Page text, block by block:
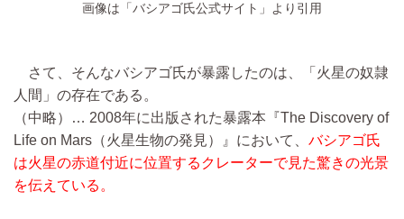
画像は「バシアゴ氏公式サイト」より引用
さて、そんなバシアゴ氏が暴露したのは、「火星の奴隷
人間」の存在である。
（中略）… 2008年に出版された暴露本『The Discovery of
Life on Mars（火星生物の発見）』において、 バシアゴ氏
は火星の赤道付近に位置するクレーターで見た驚きの光景
を伝えている。